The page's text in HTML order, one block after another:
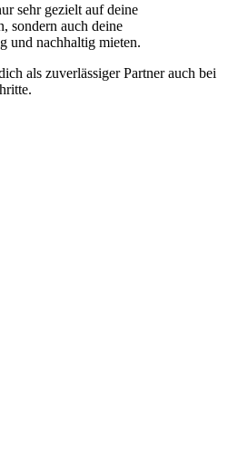
sehr gezielt auf deine
sondern auch deine
und nachhaltig mieten.
als zuverlässiger Partner auch bei